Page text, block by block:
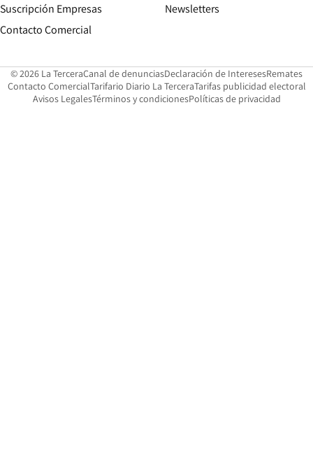
Suscripción Empresas
Contacto ComercialOpens in new window
Newsletters
© 2026 La TerceraCanal de denunciasOpens in new window
Declaración de InteresesOpens in
Remates
Contacto ComercialOpens in new window
Tarifario Diario La TerceraOpens in new window
Tarifas publicidad electoral
Avisos LegalesOpens in new window
Términos y condicionesPolíticas de privacidad